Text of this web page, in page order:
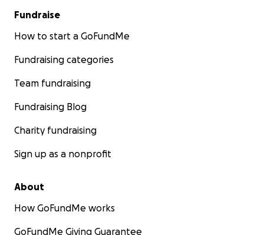
Fundraise
How to start a GoFundMe
Fundraising categories
Team fundraising
Fundraising Blog
Charity fundraising
Sign up as a nonprofit
About
How GoFundMe works
GoFundMe Giving Guarantee